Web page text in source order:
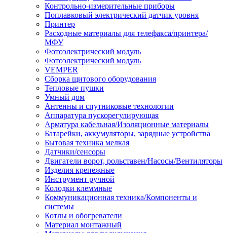
Контрольно-измерительные приборы
Поплавковый электрический датчик уровня
Принтер
Расходные материалы для телефакса/принтера/
МФУ
Фотоэлектрический модуль
Фотоэлектрический модуль
VEMPER
Сборка щитового оборудования
Тепловые пушки
Умный дом
Антенны и спутниковые технологии
Аппаратура пускорегулирующая
Арматура кабельная/Изоляционные материалы
Батарейки, аккумуляторы, зарядные устройства
Бытовая техника мелкая
Датчики/сенсоры
Двигатели ворот, рольставен/Насосы/Вентиляторы
Изделия крепежные
Инструмент ручной
Колодки клеммные
Коммуникационная техника/Компоненты и
системы
Котлы и обогреватели
Материал монтажный